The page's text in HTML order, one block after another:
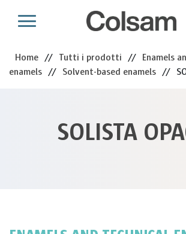
Home // Tutti i prodotti // Enamels
enamels // Solvent-based enamels //
SOLISTA